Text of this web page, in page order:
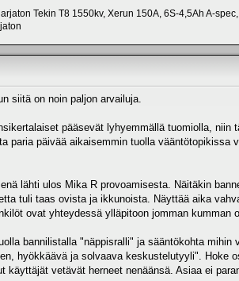
Tekin T8 1550kv, Xerun 150A, 6S-4,5Ah A-
siitä on noin paljon arvailuja.
pääsevät lyhyemmällä tuomiolla,
paria päivää aikaisemmin tuolla
lähti ulos Mika R provoamisesta. Näitäkin
tuli taas ovista ja ikkunoista. Näyttää aika
ovat yhteydessä ylläpitoon jomman kumman
bannilistalla "näppisralli" ja sääntökohta
hyökkäävä ja solvaava keskustelutyyli".
käyttäjät vetävät herneet nenäänsä. Asiaa ei